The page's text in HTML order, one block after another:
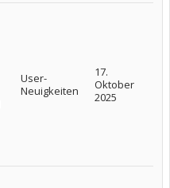
User-
Neuigkeiten
17.
Oktober
2025